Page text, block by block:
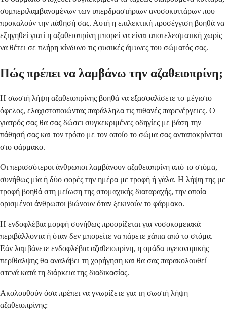
συμπεριλαμβανομένων των υπερδραστήριων ανοσοκυττάρων που
προκαλούν την πάθησή σας. Αυτή η επιλεκτική προσέγγιση βοηθά να
εξηγηθεί γιατί η αζαθειοπρίνη μπορεί να είναι αποτελεσματική χωρίς
να θέτει σε πλήρη κίνδυνο τις φυσικές άμυνες του σώματός σας.
Πώς πρέπει να λαμβάνω την αζαθειοπρίνη;
Η σωστή λήψη αζαθειοπρίνης βοηθά να εξασφαλίσετε το μέγιστο
όφελος, ελαχιστοποιώντας παράλληλα τις πιθανές παρενέργειες. Ο
γιατρός σας θα σας δώσει συγκεκριμένες οδηγίες με βάση την
πάθησή σας και τον τρόπο με τον οποίο το σώμα σας ανταποκρίνεται
στο φάρμακο.
Οι περισσότεροι άνθρωποι λαμβάνουν αζαθειοπρίνη από το στόμα,
συνήθως μία ή δύο φορές την ημέρα με τροφή ή γάλα. Η λήψη της με
τροφή βοηθά στη μείωση της στομαχικής διαταραχής, την οποία
ορισμένοι άνθρωποι βιώνουν όταν ξεκινούν το φάρμακο.
Η ενδοφλέβια μορφή συνήθως προορίζεται για νοσοκομειακά
περιβάλλοντα ή όταν δεν μπορείτε να πάρετε χάπια από το στόμα.
Εάν λαμβάνετε ενδοφλέβια αζαθειοπρίνη, η ομάδα υγειονομικής
περίθαλψης θα αναλάβει τη χορήγηση και θα σας παρακολουθεί
στενά κατά τη διάρκεια της διαδικασίας.
Ακολουθούν όσα πρέπει να γνωρίζετε για τη σωστή λήψη
αζαθειοπρίνης: